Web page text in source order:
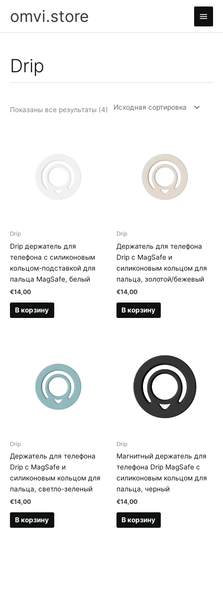
omvi.store
Drip
Показаны все результаты (4)
Drip
Drip держатель для
телефона с силиконовым
кольцом-подставкой для
пальца MagSafe, белый
€14,00
В корзину
Drip
Держатель для телефона
Drip с MagSafe и
силиконовым кольцом для
пальца, золотой/бежевый
€14,00
В корзину
Drip
Держатель для телефона
Drip с MagSafe и
силиконовым кольцом для
пальца, светло-зеленый
€14,00
В корзину
Drip
Магнитный держатель для
телефона Drip MagSafe с
силиконовым кольцом для
пальца, черный
€14,00
В корзину